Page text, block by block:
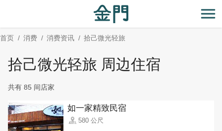
主
要
开
首页 消费 消费资讯 拾己微光轻旅
拾己微光轻旅 周边住宿
共有 85 间店家
如一家精致民宿
580 公尺